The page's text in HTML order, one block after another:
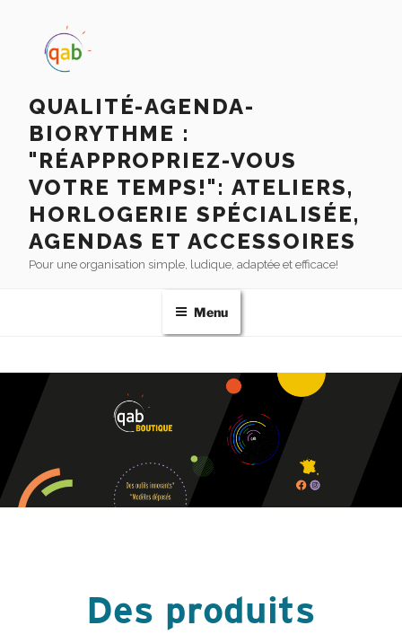
QUALITÉ-AGENDA-
BIORYTHME :
"RÉAPPROPRIEZ-VOUS
VOTRE TEMPS!": ATELIERS,
HORLOGERIE SPÉCIALISÉE,
AGENDAS ET ACCESSOIRES
Pour une organisation simple, ludique, adaptée et efficace!
Menu
Des produits